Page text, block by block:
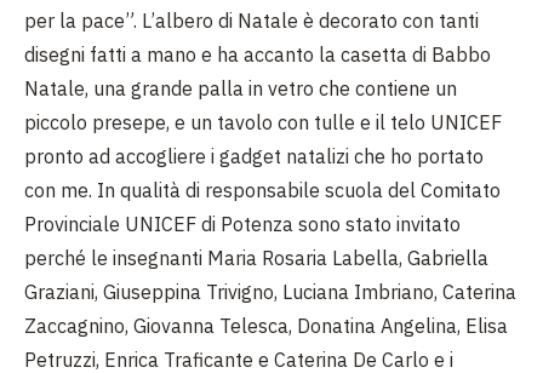
per la pace”. L’albero di Natale è decorato con tanti
disegni fatti a mano e ha accanto la casetta di Babbo
Natale, una grande palla in vetro che contiene un
piccolo presepe, e un tavolo con tulle e il telo UNICEF
pronto ad accogliere i gadget natalizi che ho portato
con me. In qualità di responsabile scuola del Comitato
Provinciale UNICEF di Potenza sono stato invitato
perché le insegnanti Maria Rosaria Labella, Gabriella
Graziani, Giuseppina Trivigno, Luciana Imbriano, Caterina
Zaccagnino, Giovanna Telesca, Donatina Angelina, Elisa
Petruzzi, Enrica Traficante e Caterina De Carlo e i